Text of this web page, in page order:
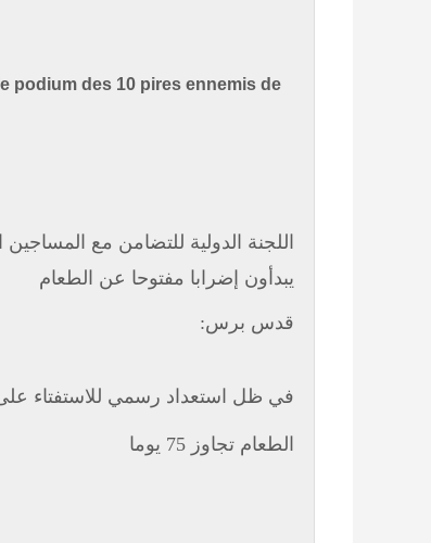
podium des 10 pires ennemis de
اللجنة الدولية للتضامن مع
يبدأون إضرابا مفتوحا عن الطعام
قدس برس:
في ظل استعداد رسمي للاستفتاء
الطعام تجاوز 75 يوما